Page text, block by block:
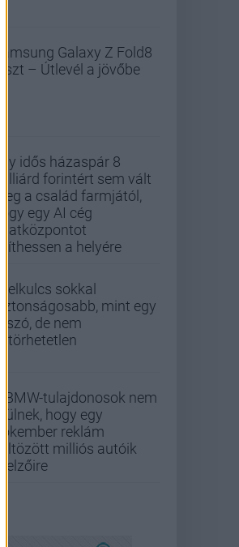
Samsung Galaxy Z Fold8
teszt – Útlevél a jövőbe
Egy idős házaspár 8
milliárd forintért sem vált
meg a család farmjától,
hogy egy AI cég
adatközpontot
építhessen a helyére
A jelkulcs sokkal
biztonságosabb, mint egy
jelszó, de nem
feltörhetetlen
A BMW-tulajdonosok nem
örülnek, hogy egy
Pókember reklám
költözött milliós autóik
kijelzőire